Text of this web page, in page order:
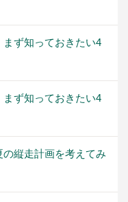
まず知っておきたい4
まず知っておきたい4
の縦走計画を考えてみ